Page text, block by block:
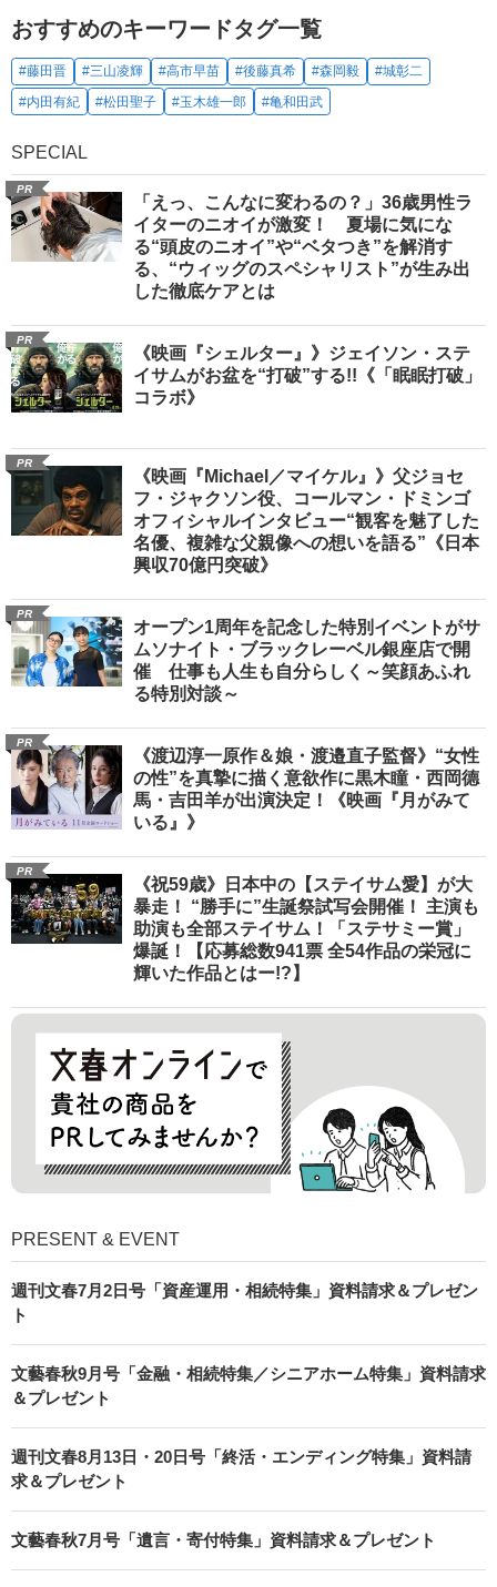
おすすめのキーワードタグ一覧
#藤田晋 #三山凌輝 #高市早苗 #後藤真希 #森岡毅
#城彰二
#内田有紀
#松田聖子 #玉木雄一郎 #亀和田武
SPECIAL
PR
「えっ、こんなに変わるの？」36歳男性ラ
イターのニオイが激変！ 夏場に気にな
る“頭皮のニオイ”や“ベタつき”を解消す
る、“ウィッグのスペシャリスト”が生み出
した徹底ケアとは
PR
《映画『シェルター』》ジェイソン・ステ
イサムがお盆を“打破”する!!《「眠眠打破」
コラボ》
PR
《映画『Michael／マイケル』》父ジョセ
フ・ジャクソン役、コールマン・ドミンゴ
オフィシャルインタビュー“観客を魅了した
名優、複雑な父親像への想いを語る”《日本
興収70億円突破》
PR
オープン1周年を記念した特別イベントがサ
ムソナイト・ブラックレーベル銀座店で開
催 仕事も人生も自分らしく～笑顔あふれ
る特別対談～
PR
《渡辺淳一原作＆娘・渡邉直子監督》“女性
の性”を真摯に描く意欲作に黒木瞳・西岡德
馬・吉田羊が出演決定！《映画『月がみて
いる』》
PR
《祝59歳》日本中の【ステイサム愛】が大
暴走！ “勝手に”生誕祭試写会開催！ 主演も
助演も全部ステイサム！「ステサミー賞」
爆誕！【応募総数941票 全54作品の栄冠に
輝いた作品とはー!?】
PRESENT & EVENT
週刊文春7月2日号「資産運用・相続特集」資料請求＆プレゼン
ト
文藝春秋9月号「金融・相続特集／シニアホーム特集」資料請求
＆プレゼント
週刊文春8月13日・20日号「終活・エンディング特集」資料請
求＆プレゼント
文藝春秋7月号「遺言・寄付特集」資料請求＆プレゼント